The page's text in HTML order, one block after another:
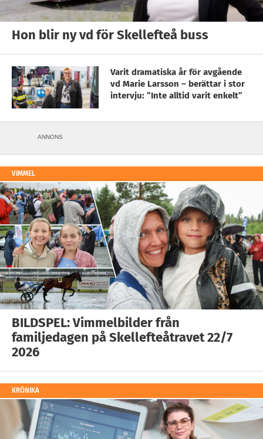
Hon blir ny vd för Skellefteå buss
Varit dramatiska år för avgående
vd Marie Larsson – berättar i stor
intervju: ”Inte alltid varit enkelt”
ANNONS
VIMMEL
BILDSPEL: Vimmelbilder från
familjedagen på Skellefteåtravet 22/7
2026
KRÖNIKA